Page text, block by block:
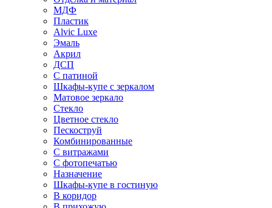
МДФ
Пластик
Alvic Luxe
Эмаль
Акрил
ДСП
С патиной
Шкафы-купе с зеркалом
Матовое зеркало
Стекло
Цветное стекло
Пескоструй
Комбинированные
С витражами
С фотопечатью
Назначение
Шкафы-купе в гостиную
В коридор